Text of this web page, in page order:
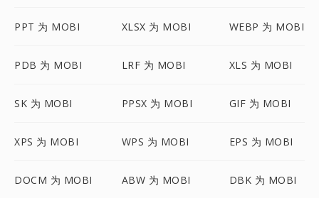
PPT 为 MOBI XLSX 为 MOBI WEBP 为 MOBI
PDB 为 MOBI LRF 为 MOBI XLS 为 MOBI
SK 为 MOBI PPSX 为 MOBI GIF 为 MOBI
XPS 为 MOBI WPS 为 MOBI EPS 为 MOBI
DOCM 为 MOBI ABW 为 MOBI DBK 为 MOBI